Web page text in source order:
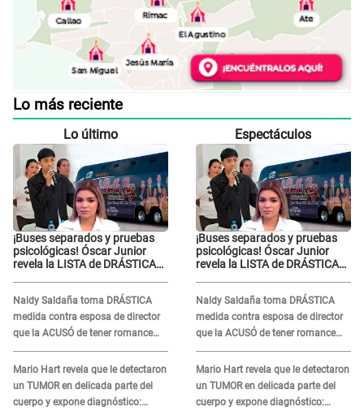
Lo más reciente
Lo último
¡Buses separados y pruebas
psicológicas! Óscar Junior
revela la LISTA de DRÁSTICAS
Naldy Saldaña
Naldy Saldaña toma DRÁSTICA
medida contra esposa de director
que la ACUSÓ de tener romance
con él: "Muy triste..."
Mario Hart revela que le detectaron
un TUMOR en delicada parte del
cuerpo y expone diagnóstico:
Espectáculos
¡Buses separados y pruebas
psicológicas! Óscar Junior
revela la LISTA de DRÁSTICAS
Naldy Saldaña
Naldy Saldaña toma DRÁSTICA
medida contra esposa de director
que la ACUSÓ de tener romance
con él: "Muy triste..."
Mario Hart revela que le detectaron
un TUMOR en delicada parte del
cuerpo y expone diagnóstico: